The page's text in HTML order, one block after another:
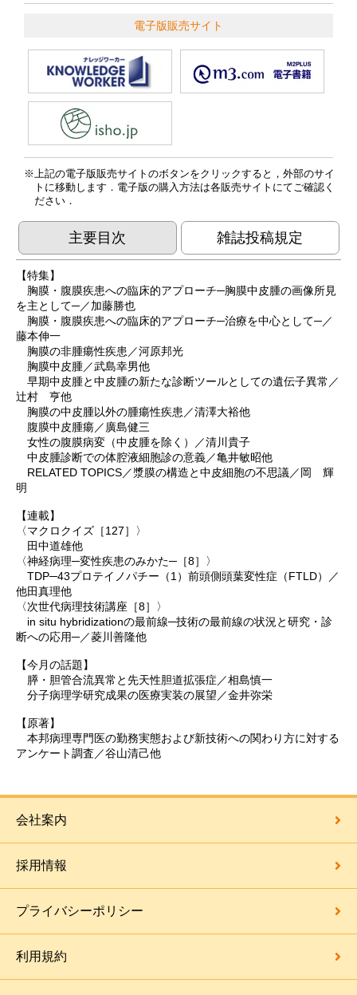
電子版販売サイト
上記の電子版販売サイトのボタンをクリックすると，外部のサイ
トに移動します．電子版の購入方法は各販売サイトにてご確認く
ださい．
主要目次 雑誌投稿規定
【特集】
胸膜・腹膜疾患への臨床的アプローチ─胸膜中皮腫の画像所見
を主として─／加藤勝也
胸膜・腹膜疾患への臨床的アプローチ─治療を中心として─／
藤本伸一
胸膜の非腫瘍性疾患／河原邦光
胸膜中皮腫／武島幸男他
早期中皮腫と中皮腫の新たな診断ツールとしての遺伝子異常／
辻村 亨他
胸膜の中皮腫以外の腫瘍性疾患／清澤大裕他
腹膜中皮腫瘍／廣島健三
女性の腹膜病変（中皮腫を除く）／清川貴子
中皮腫診断での体腔液細胞診の意義／亀井敏昭他
RELATED TOPICS／漿膜の構造と中皮細胞の不思議／岡 輝
明
【連載】
〈マクロクイズ［127］〉
田中道雄他
〈神経病理─変性疾患のみかた─［8］〉
TDP─43プロテイノパチー（1）前頭側頭葉変性症（FTLD）／
他田真理他
〈次世代病理技術講座［8］〉
in situ hybridizationの最前線─技術の最前線の状況と研究・診
断への応用─／菱川善隆他
【今月の話題】
膵・胆管合流異常と先天性胆道拡張症／相島慎一
分子病理学研究成果の医療実装の展望／金井弥栄
【原著】
本邦病理専門医の勤務実態および新技術への関わり方に対する
アンケート調査／谷山清己他
会社案内
採用情報
プライバシーポリシー
利用規約